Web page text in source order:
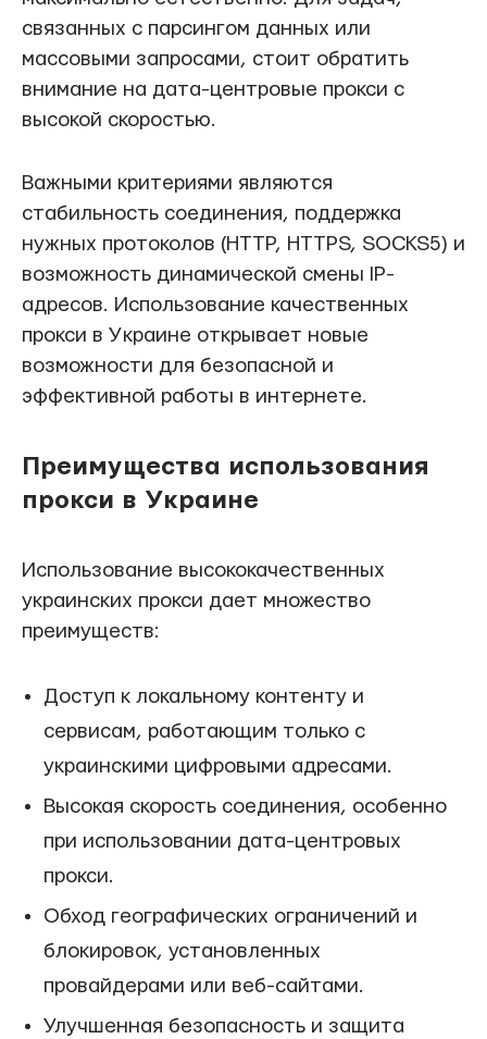
связанных с парсингом данных или
массовыми запросами, стоит обратить
внимание на дата-центровые прокси с
высокой скоростью.
Важными критериями являются
стабильность соединения, поддержка
нужных протоколов (HTTP, HTTPS, SOCKS5) и
возможность динамической смены IP-
адресов. Использование качественных
прокси в Украине открывает новые
возможности для безопасной и
эффективной работы в интернете.
Преимущества использования
прокси в Украине
Использование высококачественных
украинских прокси дает множество
преимуществ:
Доступ к локальному контенту и
сервисам, работающим только с
украинскими цифровыми адресами.
Высокая скорость соединения, особенно
при использовании дата-центровых
прокси.
Обход географических ограничений и
блокировок, установленных
провайдерами или веб-сайтами.
Улучшенная безопасность и защита